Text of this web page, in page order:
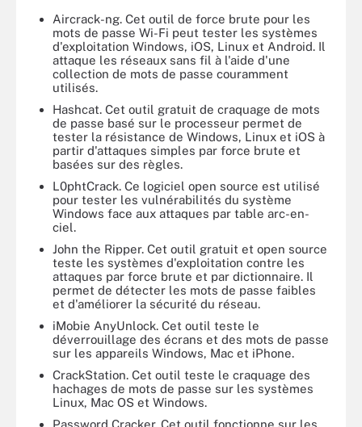
Aircrack-ng. Cet outil de force brute pour les
mots de passe Wi-Fi peut tester les systèmes
d'exploitation Windows, iOS, Linux et Android. Il
attaque les réseaux sans fil à l'aide d'une
collection de mots de passe couramment
utilisés.
Hashcat. Cet outil gratuit de craquage de mots
de passe basé sur le processeur permet de
tester la résistance de Windows, Linux et iOS à
partir d'attaques simples par force brute et
basées sur des règles.
L0phtCrack. Ce logiciel open source est utilisé
pour tester les vulnérabilités du système
Windows face aux attaques par table arc-en-
ciel.
John the Ripper. Cet outil gratuit et open source
teste les systèmes d'exploitation contre les
attaques par force brute et par dictionnaire. Il
permet de détecter les mots de passe faibles
et d'améliorer la sécurité du réseau.
iMobie AnyUnlock. Cet outil teste le
déverrouillage des écrans et des mots de passe
sur les appareils Windows, Mac et iPhone.
CrackStation. Cet outil teste le craquage des
hachages de mots de passe sur les systèmes
Linux, Mac OS et Windows.